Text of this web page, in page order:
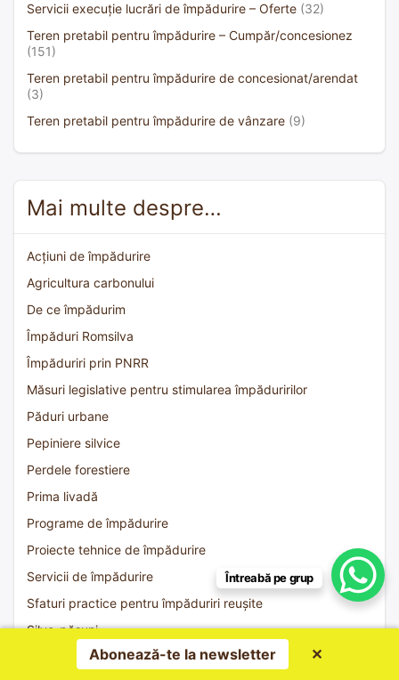
Servicii execuție lucrări de împădurire – Oferte (32)
Teren pretabil pentru împădurire – Cumpăr/concesionez
(151)
Teren pretabil pentru împădurire de concesionat/arendat
(3)
Teren pretabil pentru împădurire de vânzare (9)
Mai multe despre…
Acțiuni de împădurire
Agricultura carbonului
De ce împădurim
Împăduri Romsilva
Împăduriri prin PNRR
Măsuri legislative pentru stimularea împăduririlor
Păduri urbane
Pepiniere silvice
Perdele forestiere
Prima livadă
Programe de împădurire
Proiecte tehnice de împădurire
Servicii de împădurire
Sfaturi practice pentru împăduriri reușite
Silvo-pășuni
Abonează-te la newsletter ✕
Întreabă pe grup